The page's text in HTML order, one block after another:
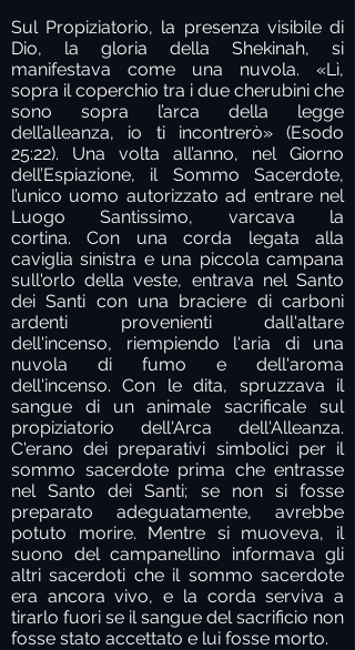
Sul Propiziatorio, la presenza visibile di
Dio, la gloria della Shekinah, si
manifestava come una nuvola. «Lì,
sopra il coperchio tra i due cherubini che
sono sopra l’arca della legge
dell’alleanza, io ti incontrerò» (Esodo
25:22). Una volta all’anno, nel Giorno
dell’Espiazione, il Sommo Sacerdote,
l’unico uomo autorizzato ad entrare nel
Luogo Santissimo, varcava la
cortina. Con una corda legata alla
caviglia sinistra e una piccola campana
sull'orlo della veste, entrava nel Santo
dei Santi con una braciere di carboni
ardenti provenienti dall'altare
dell'incenso, riempiendo l'aria di una
nuvola di fumo e dell'aroma
dell'incenso. Con le dita, spruzzava il
sangue di un animale sacrificale sul
propiziatorio dell'Arca dell'Alleanza.
C'erano dei preparativi simbolici per il
sommo sacerdote prima che entrasse
nel Santo dei Santi; se non si fosse
preparato adeguatamente, avrebbe
potuto morire. Mentre si muoveva, il
suono del campanellino informava gli
altri sacerdoti che il sommo sacerdote
era ancora vivo, e la corda serviva a
tirarlo fuori se il sangue del sacrificio non
fosse stato accettato e lui fosse morto.